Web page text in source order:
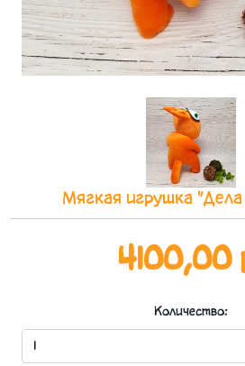
Мягкая игрушка
4100,00
Количество: